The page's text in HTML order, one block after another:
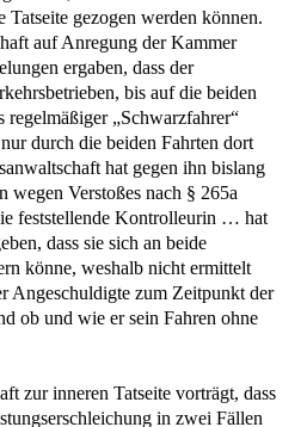
Tatseite gezogen werden können.
auf Anregung der Kammer
ergaben, dass der
bis auf die beiden
regelmäßiger „Schwarzfahrer“
durch die beiden Fahrten dort
hat gegen ihn bislang
wegen Verstoßes nach § 265a
feststellende Kontrolleurin … hat
dass sie sich an beide
könne, weshalb nicht ermittelt
Angeschuldigte zum Zeitpunkt der
ob und wie er sein Fahren ohne
zur inneren Tatseite vorträgt, dass
in zwei Fällen